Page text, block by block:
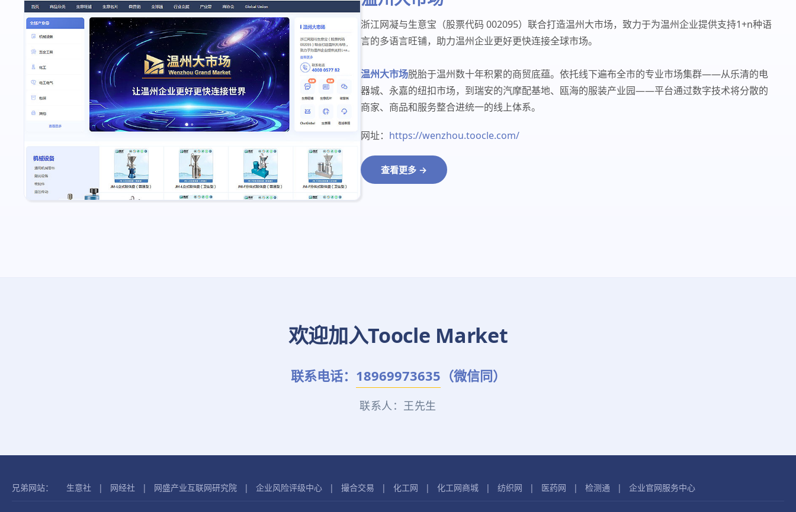
浙江网凝与生意宝（股票代码 002095）联合打造温州大市场，致力于为温州企业提供支持1+n种语
言的多语言旺铺，助力温州企业更好更快连接全球市场。
温州大市场脱胎于温州数十年积累的商贸底蕴。依托线下遍布全市的专业市场集群——从乐清的电
器城、永嘉的纽扣市场，到瑞安的汽摩配基地、瓯海的服装产业园——平台通过数字技术将分散的
商家、商品和服务整合进统一的线上体系。
网址： https://wenzhou.toocle.com/
查看更多 →
欢迎加入Toocle Market
联系电话： 18969973635 （微信同）
联系人：王先生
兄弟网站： 生意社 | 网经社 | 网盛产业互联网研究院 | 企业风险评级中心 | 撮合交易 | 化工网 | 化工网商城 | 纺织网 | 医药网 | 检测通 | 企业官网服务中心